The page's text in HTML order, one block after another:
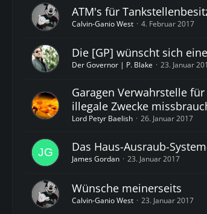
ATM's für
Calvin-Ganio West 4. Februar 2017
Die [GP] wünscht sich
Der Governor | P. Blake 23. Januar
Garagen Verwahrstelle
illegale Zwecke
Lord Petyr Baelish 26. Januar 2017
Das Haus-Ausraub-
James Gordan 23. Januar 2017
Wünsche meinerseits
Calvin-Ganio West 23. Januar 2017